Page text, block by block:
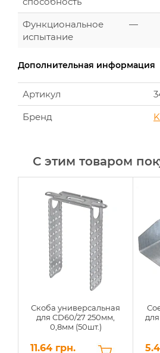
Функциональное
испытание
—
Дополнительная информация
Артикул
Бренд
С этим товаром
Скоба универсальная
для CD60/27 250мм,
0,8мм (50шт.)
11.64 грн.